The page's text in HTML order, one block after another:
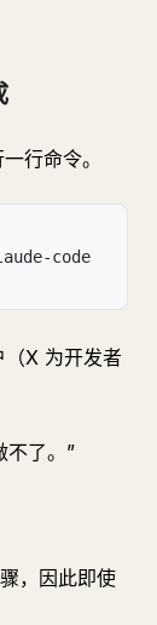
行命令。
code
X 为开发者
不了。”
，因此即使